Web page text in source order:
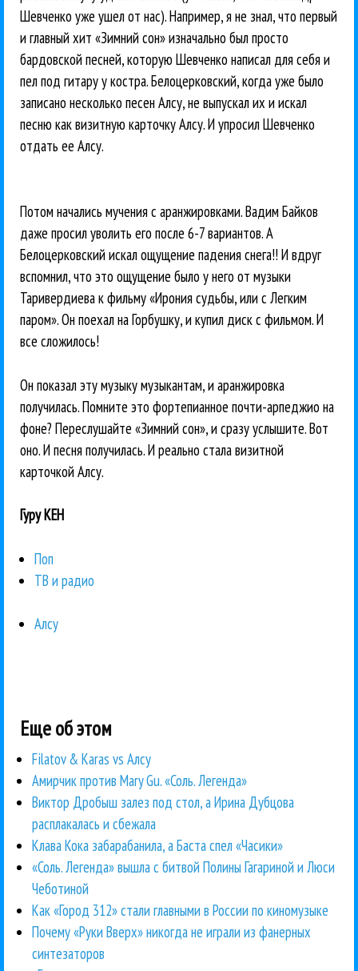
Шевченко уже ушел от нас). Например, я не знал, что первый
и главный хит «Зимний сон» изначально был просто
бардовской песней, которую Шевченко написал для себя и
пел под гитару у костра. Белоцерковский, когда уже было
записано несколько песен Алсу, не выпускал их и искал
песню как визитную карточку Алсу. И упросил Шевченко
отдать ее Алсу.
Потом начались мучения с аранжировками. Вадим Байков
даже просил уволить его после 6-7 вариантов. А
Белоцерковский искал ощущение падения снега!! И вдруг
вспомнил, что это ощущение было у него от музыки
Таривердиева к фильму «Ирония судьбы, или с Легким
паром». Он поехал на Горбушку, и купил диск с фильмом. И
все сложилось!
Он показал эту музыку музыкантам, и аранжировка
получилась. Помните это фортепианное почти-арпеджио на
фоне? Переслушайте «Зимний сон», и сразу услышите. Вот
оно. И песня получилась. И реально стала визитной
карточкой Алсу.
Гуру КЕН
Поп
ТВ и радио
Алсу
Еще об этом
Filatov & Karas vs Алсу
Амирчик против Mary Gu. «Соль. Легенда»
Виктор Дробыш залез под стол, а Ирина Дубцова
расплакалась и сбежала
Клава Кока забарабанила, а Баста спел «Часики»
«Соль. Легенда» вышла с битвой Полины Гагариной и Люси
Чеботиной
Как «Город 312» стали главными в России по киномузыке
Почему «Руки Вверх» никогда не играли из фанерных
синтезаторов